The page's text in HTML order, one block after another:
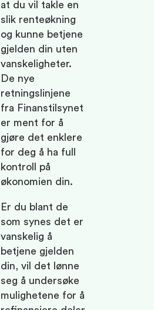
at du vil takle en
slik renteøkning
og kunne betjene
gjelden din uten
vanskeligheter.
De nye
retningslinjene
fra Finanstilsynet
er ment for å
gjøre det enklere
for deg å ha full
kontroll på
økonomien din.
Er du blant de
som synes det er
vanskelig å
betjene gjelden
din, vil det lønne
seg å undersøke
mulighetene for å